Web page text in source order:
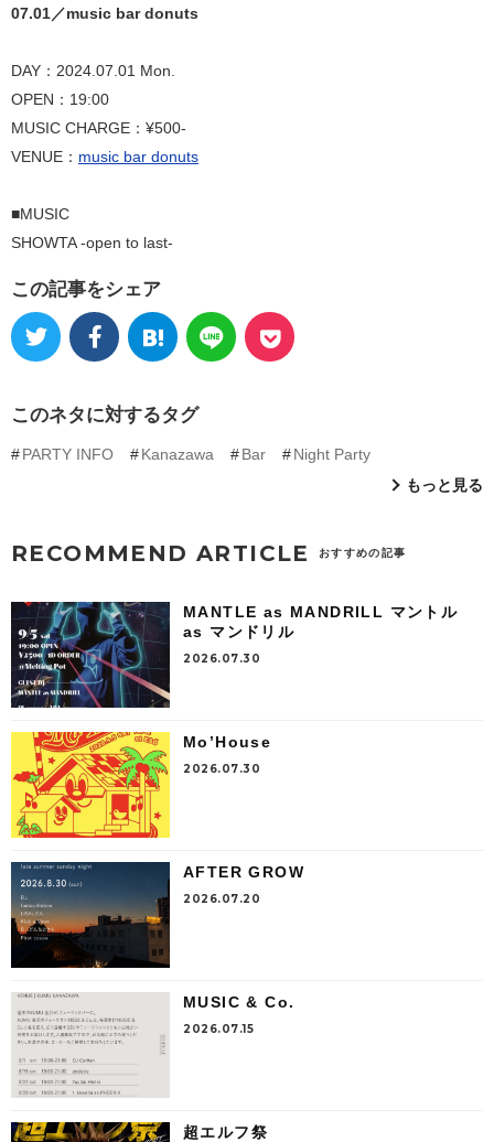
07.01／music bar donuts
DAY：2024.07.01 Mon.
OPEN：19:00
MUSIC CHARGE：¥500-
VENUE： music bar donuts
■MUSIC
SHOWTA -open to last-
この記事をシェア
このネタに対するタグ
PARTY INFO Kanazawa Bar
Night Party
もっと見る
RECOMMEND ARTICLE おすすめの記事
MANTLE as MANDRILL マントル
as マンドリル
2026.07.30
Mo’House
2026.07.30
AFTER GROW
2026.07.20
MUSIC & Co.
2026.07.15
超エルフ祭